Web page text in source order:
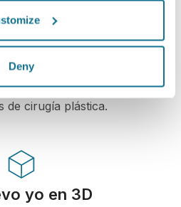
Deny
Tech
3D basado en tecnología
y procedimientos
utilizado por médicos en
recomendado por varias
de cirugía plástica.
yo en 3D